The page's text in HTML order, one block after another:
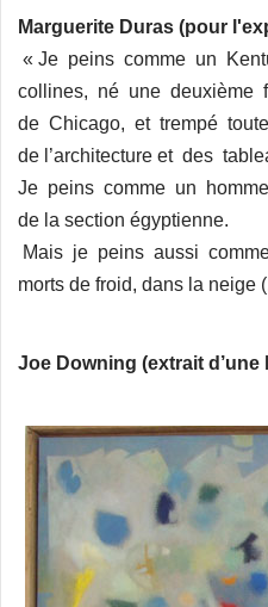
Marguerite Duras (pour
« Je peins comme un
collines, né une deuxième
de Chicago, et trempé
de l’architecture et des
Je peins comme un
de la section égyptienne.
Mais je peins aussi
morts de froid, dans la neige
Joe Downing (extrait d’une